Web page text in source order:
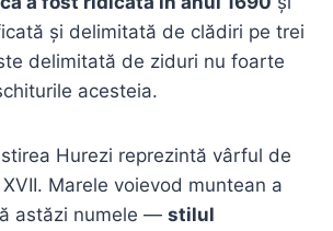
și delimitată de clădiri pe trei
delimitată de ziduri nu foarte
acesteia.
Hurezi reprezintă vârful de
Marele voievod muntean a
astăzi numele — stilul